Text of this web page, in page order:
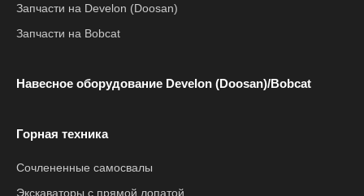
Запчасти на Develon (Doosan)
Запчасти на Bobcat
Навесное оборудование Develon (Doosan)/Bobcat
Горная техника
Сочлененные самосвалы
Экскаваторы с прямой лопатой